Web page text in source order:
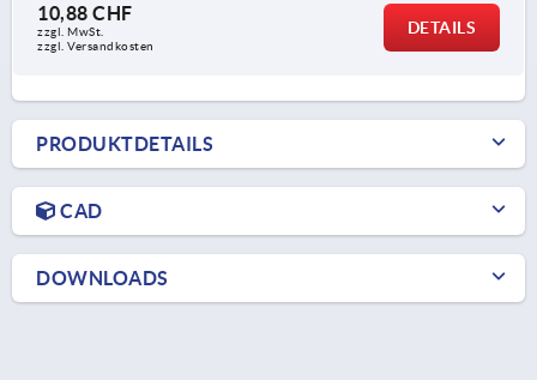
10,88 CHF
zzgl. MwSt.
zzgl. Versandkosten
DETAILS
PRODUKTDETAILS
CAD
DOWNLOADS